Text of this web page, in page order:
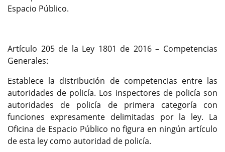
Espacio Público.
Artículo 205 de la Ley 1801 de 2016 – Competencias
Generales:
Establece la distribución de competencias entre las
autoridades de policía. Los inspectores de policía son
autoridades de policía de primera categoría con
funciones expresamente delimitadas por la ley. La
Oficina de Espacio Público no figura en ningún artículo
de esta ley como autoridad de policía.